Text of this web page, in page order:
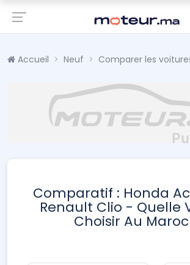
Accueil Neuf Comparer les
Comparatif : Honda
Renault Clio - Quelle
Choisir Au